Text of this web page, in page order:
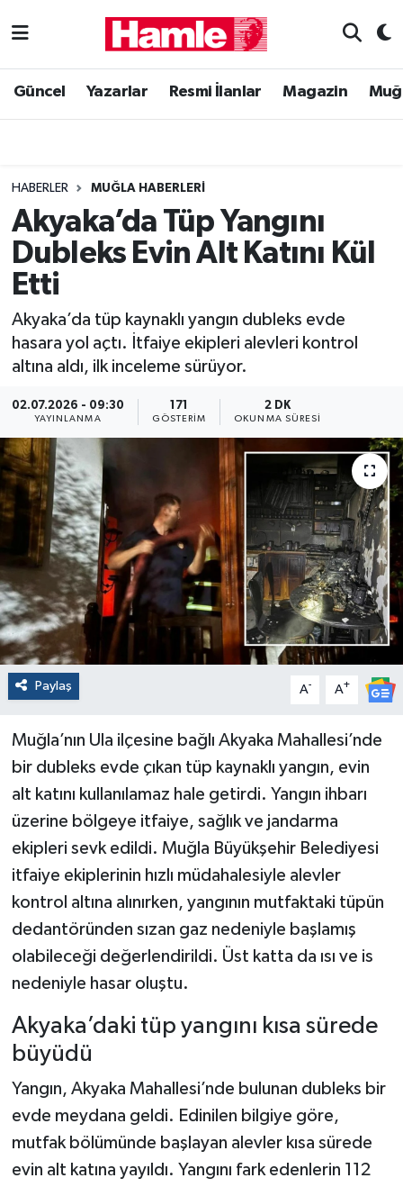
Güncel Yazarlar Resmi İlanlar Magazin
HABERLER MUĞLA HABERLERI
Akyaka’da Tüp Yangını
Dubleks Evin Alt Katını Kül
Etti
Akyaka’da tüp kaynaklı yangın dubleks evde
hasara yol açtı. İtfaiye ekipleri alevleri kontrol
altına aldı, ilk inceleme sürüyor.
02.07.2026 - 09:30
YAYINLANMA
171
GÖSTERIM
2 DK
OKUNMA SÜRESI
Paylaş A- A+
Muğla’nın Ula ilçesine bağlı Akyaka Mahallesi’nde
bir dubleks evde çıkan tüp kaynaklı yangın, evin
alt katını kullanılamaz hale getirdi. Yangın ihbarı
üzerine bölgeye itfaiye, sağlık ve jandarma
ekipleri sevk edildi. Muğla Büyükşehir Belediyesi
itfaiye ekiplerinin hızlı müdahalesiyle alevler
kontrol altına alınırken, yangının mutfaktaki tüpün
dedantöründen sızan gaz nedeniyle başlamış
olabileceği değerlendirildi. Üst katta da ısı ve is
nedeniyle hasar oluştu.
Akyaka’daki tüp yangını kısa sürede
büyüdü
Yangın, Akyaka Mahallesi’nde bulunan dubleks bir
evde meydana geldi. Edinilen bilgiye göre,
mutfak bölümünde başlayan alevler kısa sürede
evin alt katına yayıldı. Yangını fark edenlerin 112
Güncel
Magazin
Muğla Haber
Siyaset
Muğla Nöbetçi Eczaneler
Muğla Trafik Yoğunluk Haritası
Süper Lig Puan Durumu ve Fikstür
Tüm Manşetler
Son Dakika Haberleri